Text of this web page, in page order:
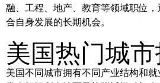
融、工程、地产、教育等领域职位
合自身发展的长期机会。
美国热门城
美国不同城市拥有不同产业结构和